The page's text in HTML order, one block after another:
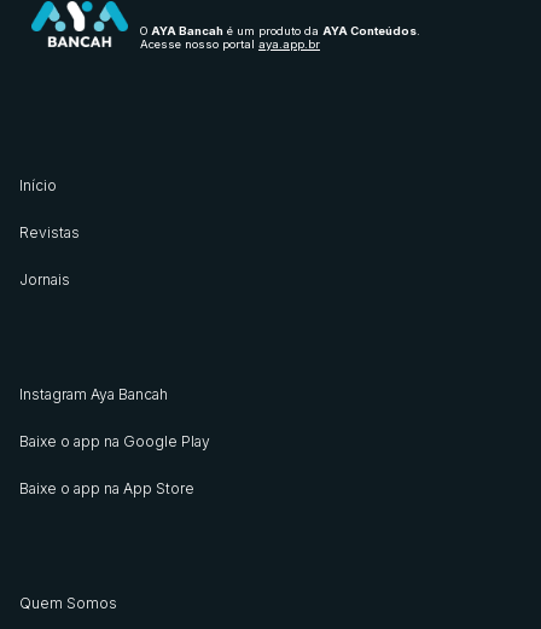
O AYA Bancah é um produto da AYA Conteúdos
Acesse nosso portal aya.app.br
Início
Revistas
Jornais
Instagram Aya Bancah
Baixe o app na Google Play
Baixe o app na App Store
Quem Somos